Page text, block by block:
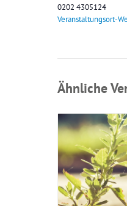
0202 4305124
Veranstaltungsort-
Ähnliche